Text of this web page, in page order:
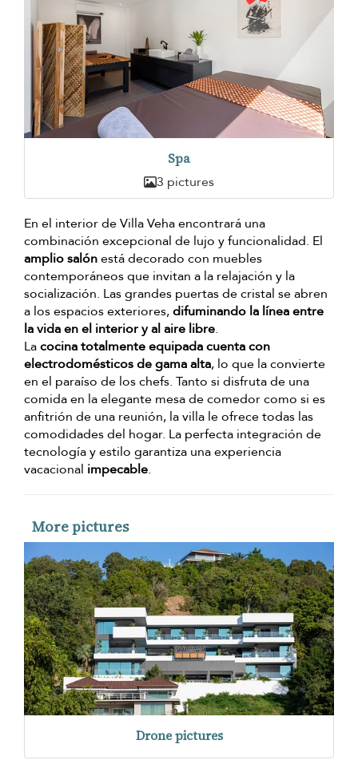
Spa
3 pictures
En el interior de Villa Veha encontrará una
combinación excepcional de lujo y funcionalidad. El
amplio salónestá decorado con muebles
contemporáneos que invitan a la relajación y la
socialización. Las grandes puertas de cristal se abren
a los espacios exteriores,difuminando la línea entre
la vida en el interior y al aire libre.
Lacocina totalmente equipada cuenta con
electrodomésticos de gama alta, lo que la convierte
en el paraíso de los chefs. Tanto si disfruta de una
comida en la elegante mesa de comedor como si es
anfitrión de una reunión, la villa le ofrece todas las
comodidades del hogar. La perfecta integración de
tecnología y estilo garantiza una experiencia
vacacional impecable.
More pictures
Drone pictures